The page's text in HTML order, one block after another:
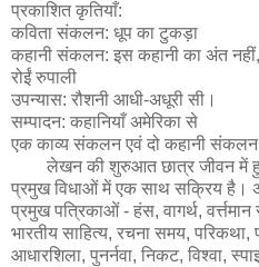
प्रकाशित कृतियाँ:
कविता संकलन: धूप का टुकड़ा
कहानी संकलन: इस कहानी का अंत
रोईं रुपाली
उपन्यास: रौशनी आधी-अधूरी सी।
सम्पादन: कहानियाँ अमेरिका से
एक काव्य संकलन एवं दो कहानी संकलन
लेखन की शुरुआत छात्र जीवन में
प्रमुख विधाओं में एक साथ सक्रिय है।
प्रमुख पत्रिकाओं - हंस, वागर्थ, वर्त्तमान
भारतीय साहित्य, रचना समय,
आधारशिला, पुनर्नवा, निकट, विश्वा,